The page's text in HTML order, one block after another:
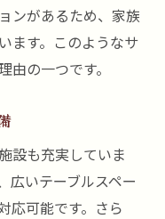
ンがあるため、家族
ます。このようなサ
の一つです。
設も充実していま
広いテーブルスペー
応可能です。さら